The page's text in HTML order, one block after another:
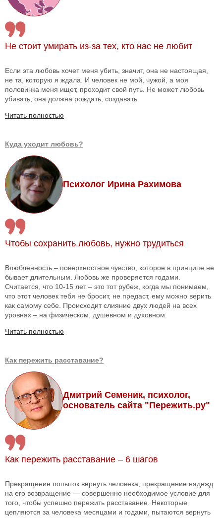
Не стоит умирать из-за тех, кто нас не любит
Если эта любовь хочет меня убить, значит, она не настоящая,
не та, которую я ждала. И человек не мой, чужой, а моя
половинка меня ищет, проходит свой путь. Не может любовь
убивать, она должна рождать, создавать.
Читать полностью
Куда уходит любовь?
Психолог Ирина Рахимова
Чтобы сохранить любовь, нужно трудиться
Влюбленность – поверхностное чувство, которое в принципе не
бывает длительным. Любовь же проверяется годами.
Считается, что 10-15 лет – это тот рубеж, когда мы понимаем,
что этот человек тебя не бросит, не предаст, ему можно верить
как самому себе. Происходит слияние двух людей на всех
уровнях – на физическом, душевном и духовном.
Читать полностью
Как пережить расставание?
Дмитрий Семеник, психолог,
основатель сайта "Пережить.ру"
Как пережить расставание – 6 шагов
Прекращение попыток вернуть человека, прекращение надежд
на его возвращение — совершенно необходимое условие для
того, чтобы успешно пережить расставание. Некоторые
цепляются за человека месяцами и годами, пытаются вернуть